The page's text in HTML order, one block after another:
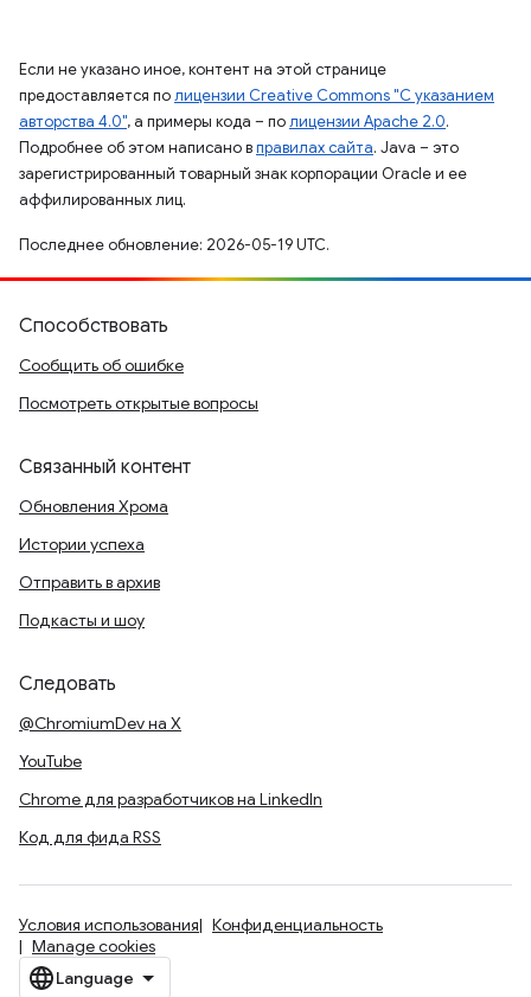
Если не указано иное, контент на этой странице
предоставляется полицензии Creative Commons "С указанием
авторства 4.0", а примеры кода – полицензии Apache 2.0.
Подробнее об этом написано вправилах сайта. Java – это
зарегистрированный товарный знак корпорации Oracle и ее
аффилированных лиц.
Последнее обновление: 2026-05-19 UTC.
Способствовать
Сообщить об ошибке
Посмотреть открытые вопросы
Связанный контент
Обновления Хрома
Истории успеха
Отправить в архив
Подкасты и шоу
Следовать
@ChromiumDev на X
YouTube
Chrome для разработчиков на LinkedIn
Код для фида RSS
Условия использования
Конфиденциальность
Manage cookies